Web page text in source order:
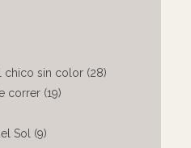
chico sin color (28)
correr (19)
Sol (9)